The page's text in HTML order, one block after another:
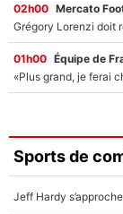
02h00 Mercato
01h00 Équipe de
Sports de